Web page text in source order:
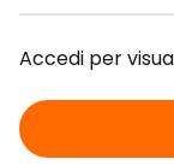
Accedi per